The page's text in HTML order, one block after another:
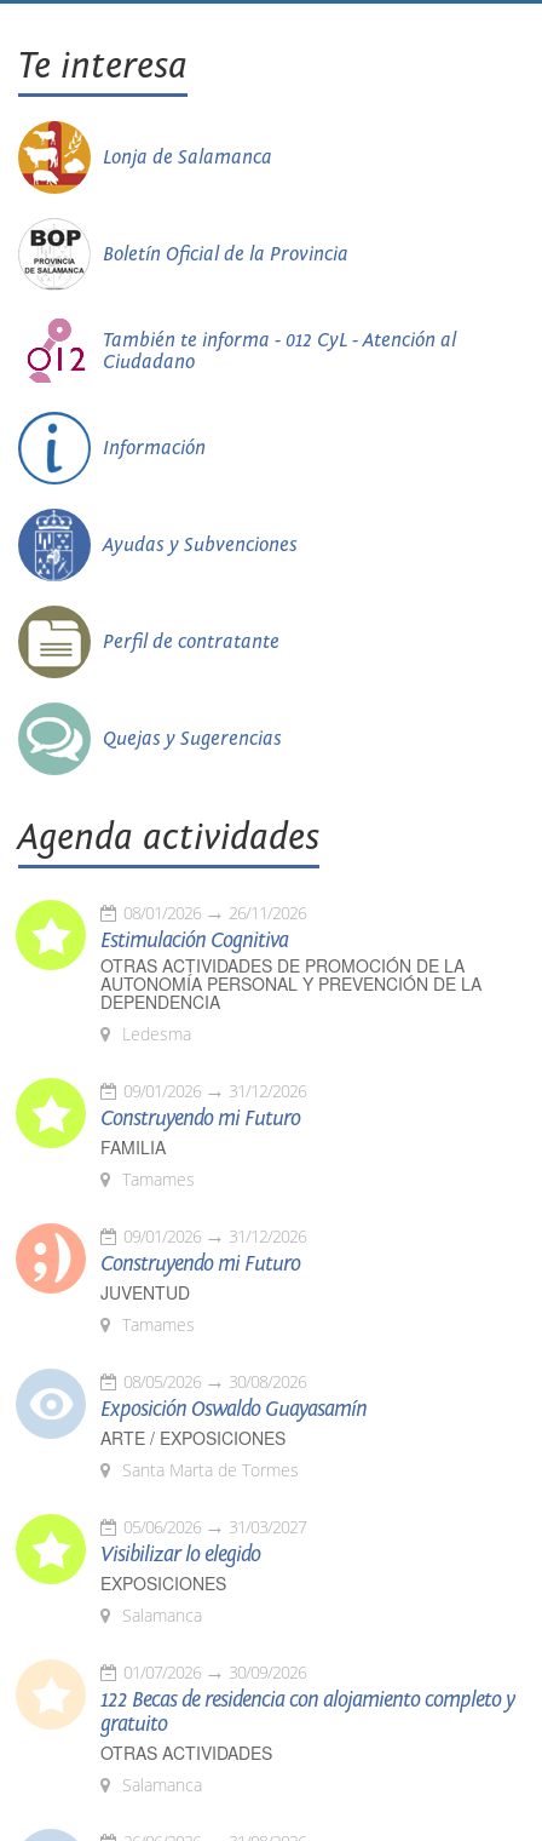
Te interesa
Lonja de Salamanca
Boletín Oficial de la Provincia
También te informa - 012 CyL - Atención al
Ciudadano
Información
Ayudas y Subvenciones
Perfil de contratante
Quejas y Sugerencias
Agenda actividades
08/01/2026 26/11/2026
Estimulación Cognitiva
OTRAS ACTIVIDADES DE PROMOCIÓN DE LA
AUTONOMÍA PERSONAL Y PREVENCIÓN DE LA
DEPENDENCIA
Ledesma
09/01/2026 31/12/2026
Construyendo mi Futuro
FAMILIA
Tamames
09/01/2026 31/12/2026
Construyendo mi Futuro
JUVENTUD
Tamames
08/05/2026 30/08/2026
Exposición Oswaldo Guayasamín
ARTE / EXPOSICIONES
Santa Marta de Tormes
05/06/2026 31/03/2027
Visibilizar lo elegido
EXPOSICIONES
Salamanca
01/07/2026 30/09/2026
122 Becas de residencia con alojamiento completo y
gratuito
OTRAS ACTIVIDADES
Salamanca